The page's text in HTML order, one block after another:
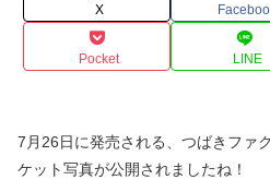
X
Pocket LINE
7月26日に発売される、つばきファ
ケット写真が公開されましたね！